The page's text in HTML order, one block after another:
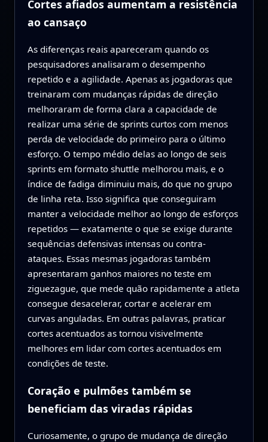
Cortes afiados aumentam a resistência
ao cansaço
As diferenças reais apareceram quando os
pesquisadores analisaram o desempenho
repetido e a agilidade. Apenas as jogadoras que
treinaram com mudanças rápidas de direção
melhoraram de forma clara a capacidade de
realizar uma série de sprints curtos com menos
perda de velocidade do primeiro para o último
esforço. O tempo médio delas ao longo de seis
sprints em formato shuttle melhorou mais, e o
índice de fadiga diminuiu mais, do que no grupo
de linha reta. Isso significa que conseguiram
manter a velocidade melhor ao longo de esforços
repetidos — exatamente o que se exige durante
sequências defensivas intensas ou contra-
ataques. Essas mesmas jogadoras também
apresentaram ganhos maiores no teste em
ziguezague, que mede quão rapidamente a atleta
consegue desacelerar, cortar e acelerar em
curvas anguladas. Em outras palavras, praticar
cortes acentuados as tornou visivelmente
melhores em lidar com cortes acentuados em
condições de teste.
Coração e pulmões também se
beneficiam das viradas rápidas
Curiosamente, o grupo de mudança de direção